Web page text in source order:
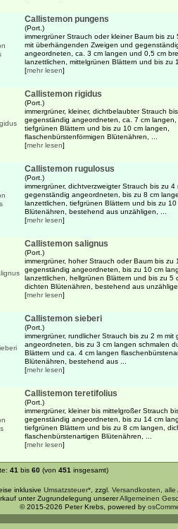
Callistemon pungens
(Port.)
immergrüner Strauch oder kleiner Baum bis zu
mit überhängenden Zweigen und
angeordneten, ca. 3 cm langen und 0,5 cm
lanzettlichen, mittelgrünen Blättern und bis zu
[mehr lesen]
Callistemon rigidus
(Port.)
immergrüner, kleiner, dichtbelaubter Strauch
gegenständig angeordneten, ca. 7 cm langen,
tiefgrünen Blättern und bis zu 10 cm langen,
flaschenbürstenförmigen Blütenähren, ...
[mehr lesen]
Callistemon rugulosus
(Port.)
immergrüner, dichtverzweigter Strauch bis zu 4
gegenständig angeordneten, bis zu 8 cm
lanzettlichen, tiefgrünen Blättern und bis zu 10
Blütenähren, bestehend aus unzähligen, ...
[mehr lesen]
Callistemon salignus
(Port.)
immergrüner, hoher Strauch oder Baum bis zu
gegenständig angeordneten, bis zu 10 cm
lanzettlichen, hellgrünen Blättern und bis zu 5
dichten Blütenähren, bestehend aus
[mehr lesen]
Callistemon sieberi
(Port.)
immergrüner, rundlicher Strauch bis zu 2 m mit
angeordneten, bis zu 3 cm langen schmalen
Blättern und ca. 4 cm langen
Blütenähren, bestehend aus ...
[mehr lesen]
Callistemon teretifolius
(Port.)
immergrüner, kleiner bis mittelgroßer Strauch
gegenständig angeordneten, bis zu 14 cm
tiefgrünen Blättern und bis zu 8 cm langen,
flaschenbürstenartigen Blütenähren, ...
[mehr lesen]
41 bis 60 (von 451 insgesamt)
inklusive Umsatzsteuer* , zzgl. Versandkosten alle
unter Zugrundelegung unsererAllgemeinen
© 2015-2026 Peter Krebs, powered by